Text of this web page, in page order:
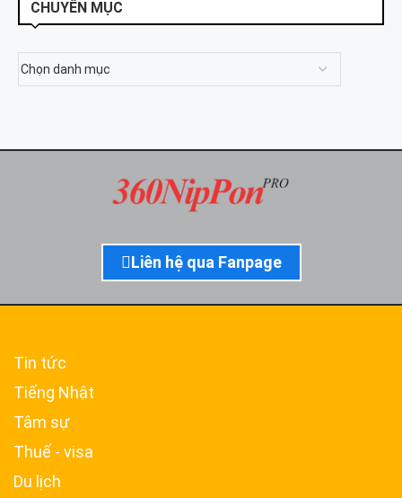
CHUYÊN MỤC
Liên hệ qua Fanpage
Tin tức
Tiếng Nhật
Tâm sự
Thuế - visa
Du lịch